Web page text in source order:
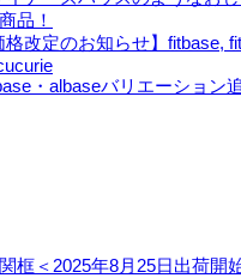
品！
格改定のお知らせ】fitbase,
・albaseバリエーション
框＜2025年8月25日出荷開